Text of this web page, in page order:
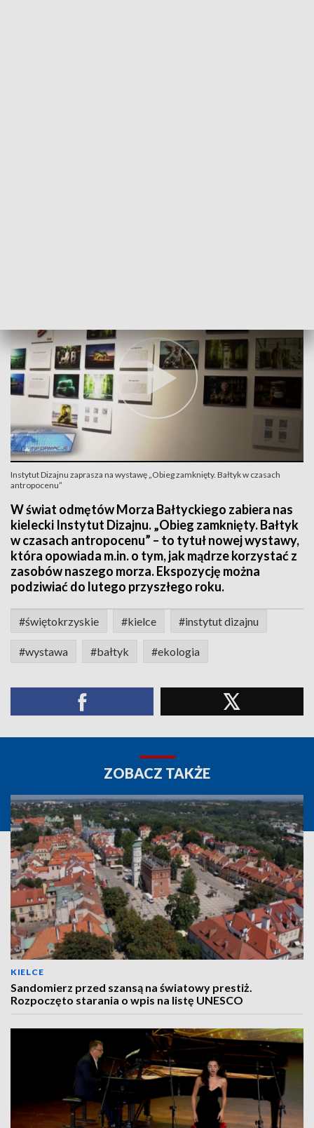
Instytut Dizajnu zaprasza na wystawę „Obieg zamknięty. Bałtyk w czasach
antropocenu”
W świat odmętów Morza Bałtyckiego zabiera nas
kielecki Instytut Dizajnu. „Obieg zamknięty. Bałtyk
w czasach antropocenu” – to tytuł nowej wystawy,
która opowiada m.in. o tym, jak mądrze korzystać z
zasobów naszego morza. Ekspozycję można
podziwiać do lutego przyszłego roku.
#świętokrzyskie #kielce #instytut dizajnu
#wystawa #bałtyk #ekologia
ZOBACZ TAKŻE
KIELCE
Sandomierz przed szansą na światowy prestiż.
Rozpoczęto starania o wpis na listę UNESCO